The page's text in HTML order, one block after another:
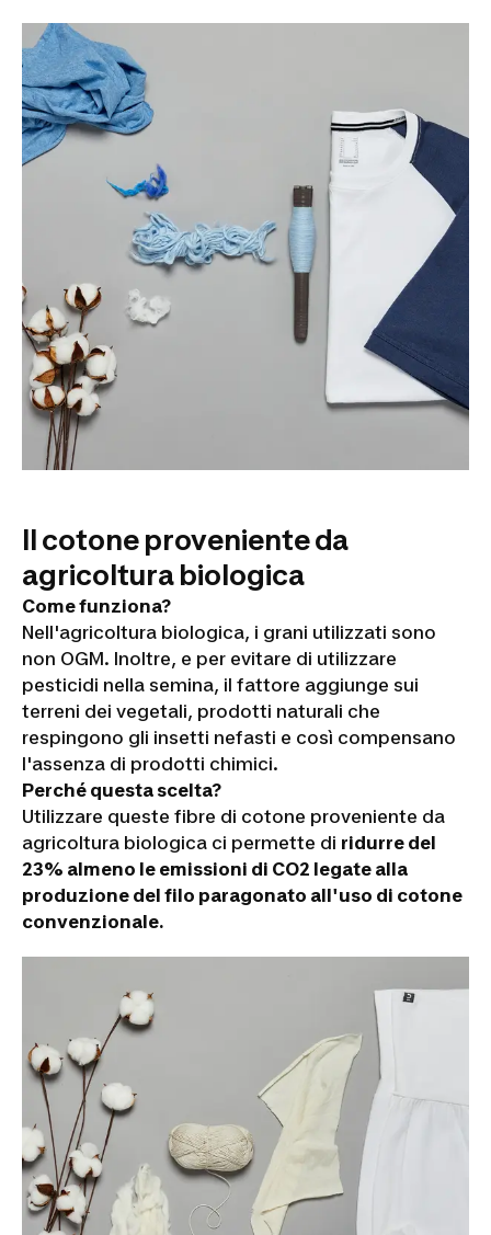
Il cotone proveniente da
agricoltura biologica
Come funziona?
Nell'agricoltura biologica, i grani utilizzati sono
non OGM. Inoltre, e per evitare di utilizzare
pesticidi nella semina, il fattore aggiunge sui
terreni dei vegetali, prodotti naturali che
respingono gli insetti nefasti e così compensano
l'assenza di prodotti chimici.
Perché questa scelta?
Utilizzare queste fibre di cotone proveniente da
agricoltura biologica ci permette di ridurre del
23% almeno le emissioni di CO2 legate alla
produzione del filo paragonato all'uso di cotone
convenzionale.